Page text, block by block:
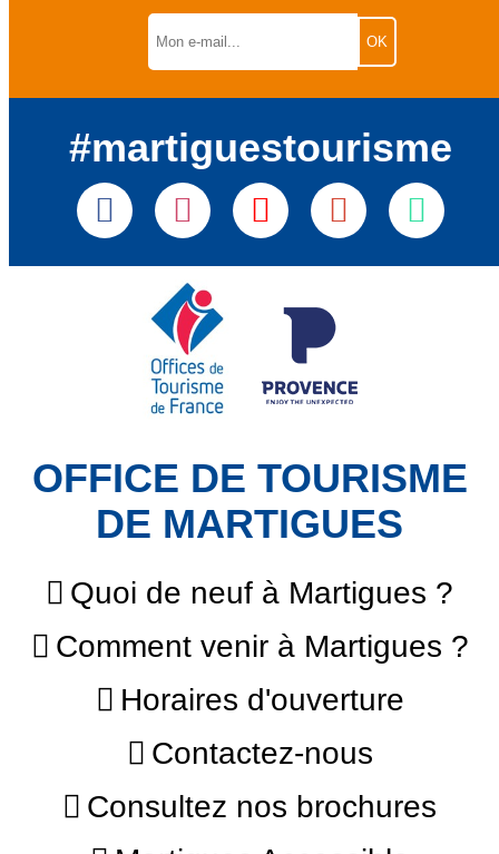
#martiguestourisme
OFFICE DE TOURISME
DE MARTIGUES
Quoi de neuf à Martigues ?
Comment venir à Martigues ?
Horaires d'ouverture
Contactez-nous
Consultez nos brochures